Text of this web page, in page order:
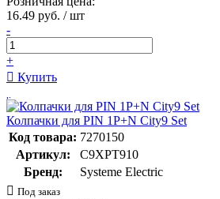
16.49 руб. / шт
-
+
Купить
Колпачки для PIN 1P+N City9 Set
Код товара: 7270150
Артикул:
C9XPT910
Бренд:
Systeme Electric
Под заказ